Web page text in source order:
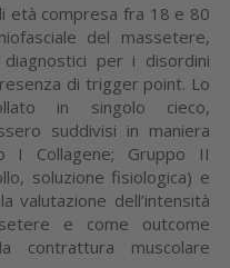
età compresa fra 18 e 80
del massetere,
per i disordini
di trigger point. Lo
in singolo cieco,
suddivisi in maniera
I Collagene; Gruppo II
soluzione fisiologica) e
valutazione dell’intensità
e come outcome
contrattura muscolare